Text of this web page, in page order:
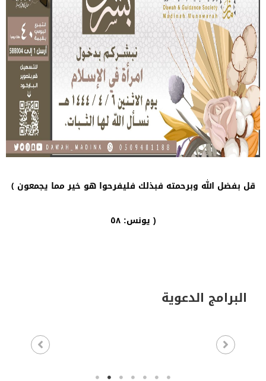
قل بفضل الله وبرحمته فبذلك فليفرحوا هو خير مما يجمعون ﴾
يونس: ٥٨ )
البرامج الدعوية